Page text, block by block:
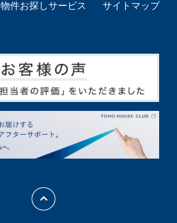
物件お探しサービス サイトマップ